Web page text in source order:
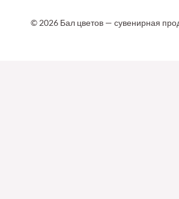
© 2026 Бал цветов — сувенирная